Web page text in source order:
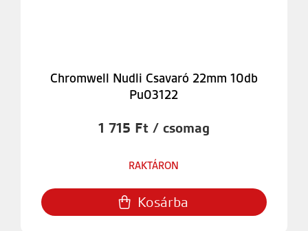
Chromwell Nudli Csavaró 22mm 10db
Pu03122
1 715 Ft / csomag
RAKTÁRON
Kosárba